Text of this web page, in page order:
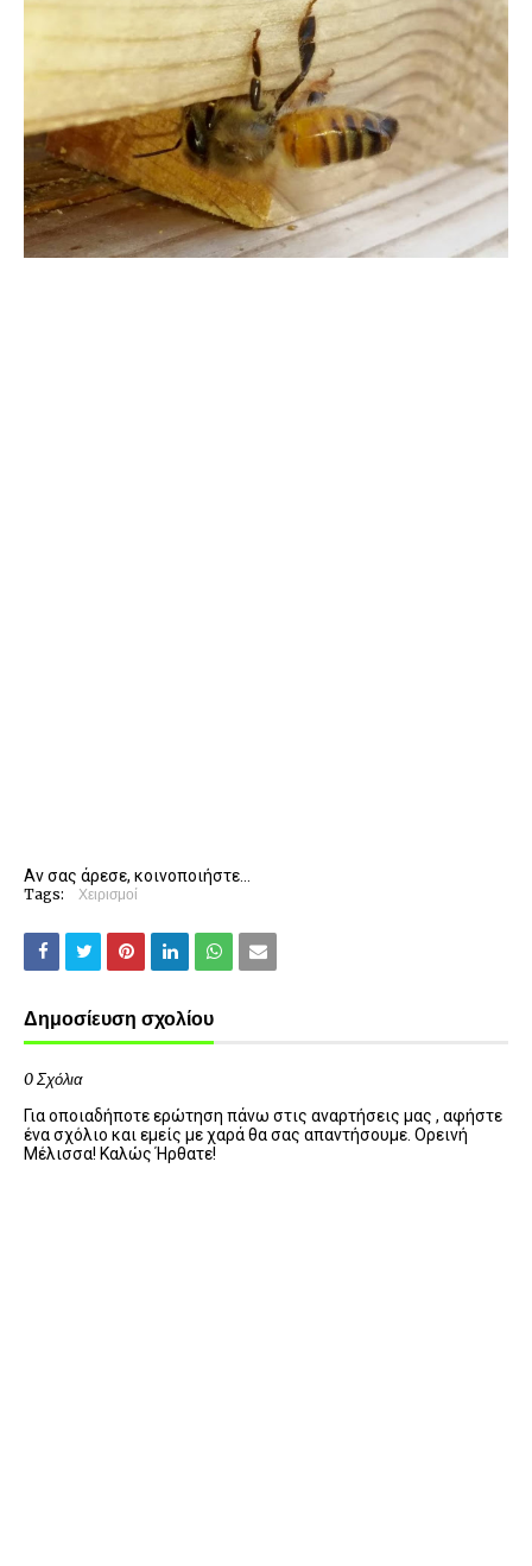
Αν σας άρεσε, κοινοποιήστε...
Tags: Χειρισμοί
Δημοσίευση σχολίου
0 Σχόλια
Για οποιαδήποτε ερώτηση πάνω στις αναρτήσεις μας , αφήστε
ένα σχόλιο και εμείς με χαρά θα σας απαντήσουμε. Ορεινή
Μέλισσα! Καλώς Ήρθατε!